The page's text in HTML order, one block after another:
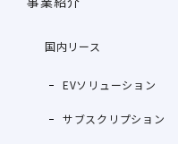
国内リース
EVソリューション
サブスクリプション